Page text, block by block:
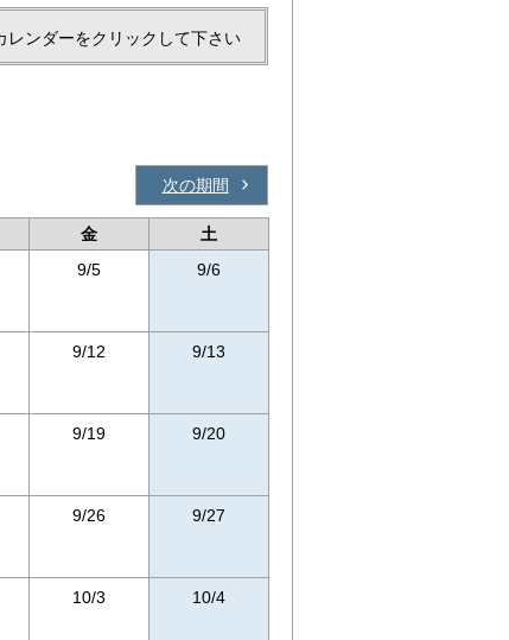
レンダーをクリックして下さい
次の期間
金
土
9/5 9/6
9/12 9/13
9/19 9/20
9/26 9/27
10/3 10/4